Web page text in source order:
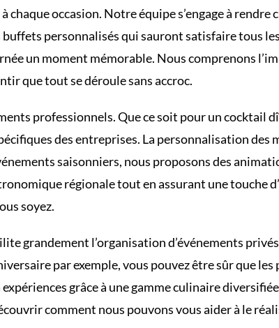
occasion. Notre équipe s’engage à rendre
personnalisés qui sauront satisfaire tous
un moment mémorable. Nous comprenons
que tout se déroule sans accroc.
professionnels. Que ce soit pour un cocktail
des entreprises. La personnalisation des
saisonniers, nous proposons des
régionale tout en assurant une touche
soyez.
grandement l’organisation d’événements
par exemple, vous pouvez être sûr que les
grâce à une gamme culinaire
comment nous pouvons vous aider à le